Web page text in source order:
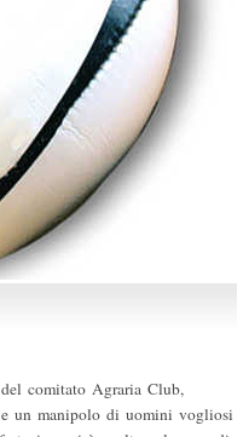
comitato Agraria Club,
un manipolo di uomini vogliosi